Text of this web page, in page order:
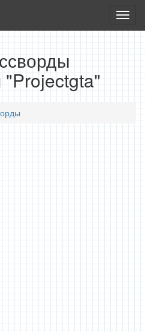
игры
"Projectgta"